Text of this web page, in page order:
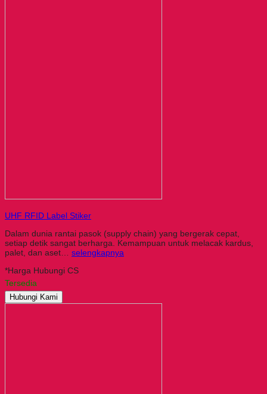
UHF RFID Label Stiker
Dalam dunia rantai pasok (supply chain) yang bergerak cepat,
setiap detik sangat berharga. Kemampuan untuk melacak kardus,
palet, dan aset… selengkapnya
*Harga Hubungi CS
Tersedia
Hubungi Kami